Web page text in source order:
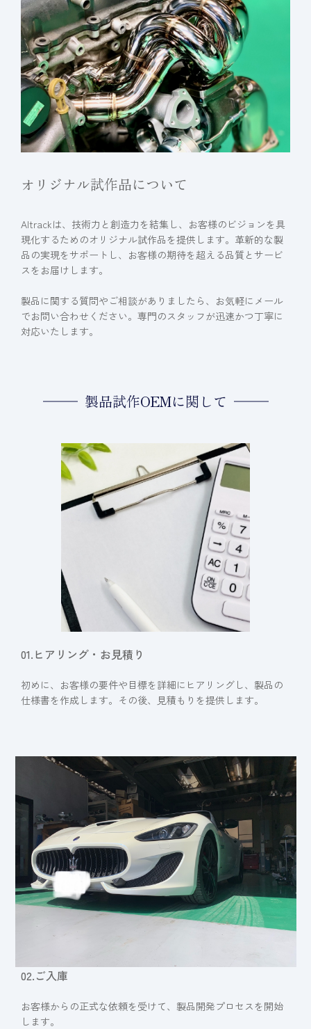
オリジナル試作品について
Altrackは、技術力と創造力を結集し、お客様のビジョンを具
現化するためのオリジナル試作品を提供します。革新的な製
品の実現をサポートし、お客様の期待を超える品質とサービ
スをお届けします。
製品に関する質問やご相談がありましたら、お気軽にメール
でお問い合わせください。専門のスタッフが迅速かつ丁寧に
対応いたします。
製品試作OEMに関して
01.ヒアリング・お見積り
初めに、お客様の要件や目標を詳細にヒアリングし、製品の
仕様書を作成します。その後、見積もりを提供します。
02.ご入庫
お客様からの正式な依頼を受けて、製品開発プロセスを開始
します。